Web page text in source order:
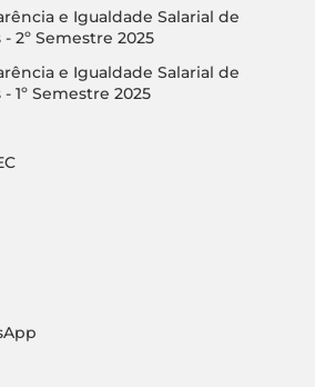
e Igualdade Salarial de
2º Semestre 2025
e Igualdade Salarial de
1º Semestre 2025